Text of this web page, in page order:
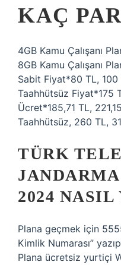
KAÇ
4GB Kamu Çalışanı
8GB Kamu Çalışanı
Sabit Fiyat*80 TL, 100
Taahhütsüz Fiyat*175
Ücret*185,71 TL,
Taahhütsüz, 260 TL,
TÜRK
2024
Plana geçmek için
Kimlik Numarası”
Plana ücretsiz yurtiçi